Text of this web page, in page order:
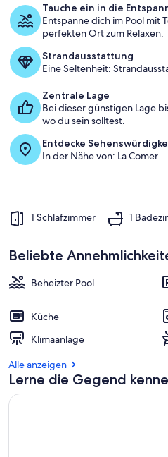
Tauche ein in die
Entspanne dich im Pool
perfekten Ort zum Relaxen.
Strandausstattung
Eine Seltenheit:
Zentrale Lage
Bei dieser günstigen Lage
wo du sein solltest.
Entdecke
In der Nähe von: La Comer
1 Schlafzimmer 1
Beliebte
Beheizter Pool
Küche
Klimaanlage
Alle anzeigen
Lerne die Gegend